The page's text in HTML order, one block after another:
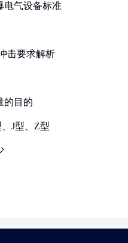
电气设备标准
击要求解析
的目的
J型、Z型